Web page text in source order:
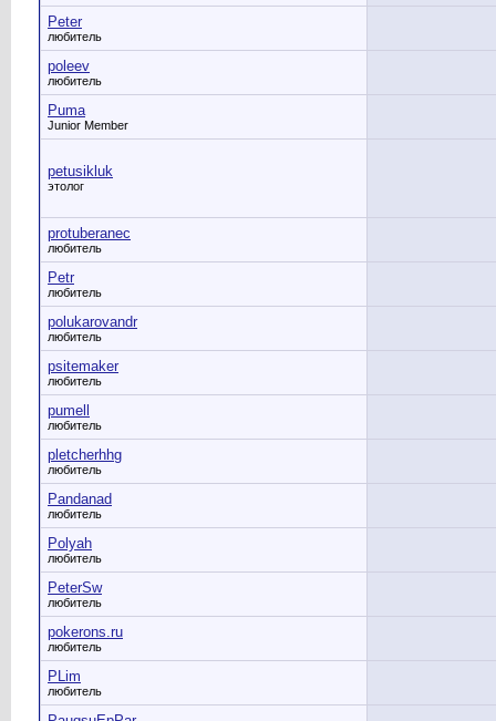
Peter
любитель
poleev
любитель
Puma
Junior Member
petusikluk
этолог
protuberanec
любитель
Petr
любитель
polukarovandr
любитель
psitemaker
любитель
pumell
любитель
pletcherhhg
любитель
Pandanad
любитель
Polyah
любитель
PeterSw
любитель
pokerons.ru
любитель
PLim
любитель